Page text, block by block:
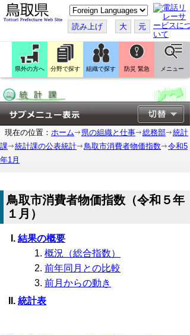
こ
の
ペ
ー
ジ
翻
訳
す
読み上げ 大 元
県外の方へ 分野で探す 組織で探す 防災 緊急 メニュー
現在の位置： ホーム 県の組織と仕事 総務部
統計
課
統計課の公表統計 鳥取市消費者物価指数
令和5
年1月
鳥取市消費者物価指数（令和５年
１月）
結果の概要
概況（総合指数）
前年同月との比較
前月からの動き
統計表